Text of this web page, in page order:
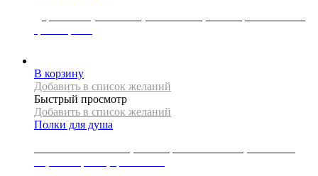
В корзину
Добавить в список желаний
Быстрый просмотр
Добавить в список желаний
Полки для душа